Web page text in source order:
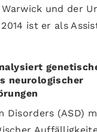
und der
ist er als
neurologischer
Disorders (ASD)